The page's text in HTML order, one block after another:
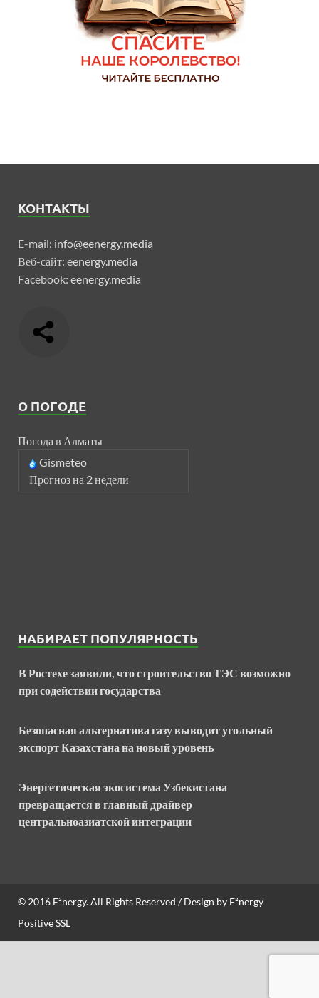
КОНТАКТЫ
E-mail: info@eenergy.media
Веб-сайт: eenergy.media
Facebook: eenergy.media
О ПОГОДЕ
Погода в Алматы
Gismeteo
Прогноз на 2 недели
НАБИРАЕТ ПОПУЛЯРНОСТЬ
В Ростехе заявили, что строительство ТЭС возможно
при содействии государства
Безопасная альтернатива газу выводит угольный
экспорт Казахстана на новый уровень
Энергетическая экосистема Узбекистана
превращается в главный драйвер
центральноазиатской интеграции
© 2016 E²nergy. All Rights Reserved / Design by E²nergy
Positive SSL